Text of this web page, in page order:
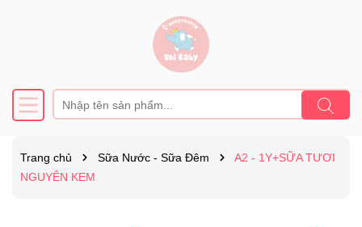
Trang chủ Sữa Nước - Sữa Đêm
A2 - 1Y+SỮA TƯƠI
NGUYÊN KEM